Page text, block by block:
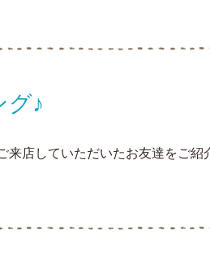
グ♪
来店していただいたお友達をご紹